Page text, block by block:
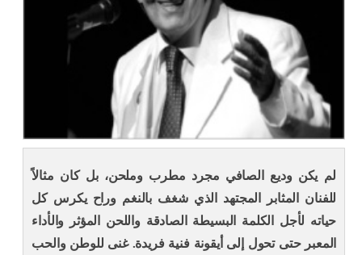
لم يكن وديع الصافي مجرد مطرب وملحن، بل كان مثالاً
للفنان المثابر المجتهد الذي شغف بالنغم وراح يكرس كل
حياته لأجل الكلمة البسيطة الصادقة واللحن المؤثر والأداء
المعبر حتى تحول إلى أيقونة فنية فريدة. غنى للوطن والحب